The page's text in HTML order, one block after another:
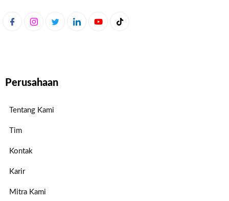
Perusahaan
Tentang Kami
Tim
Kontak
Karir
Mitra Kami